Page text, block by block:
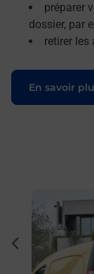
préparer
dossier, par
retirer les
En savoir
Le lien s'ouvre
par
En savoir